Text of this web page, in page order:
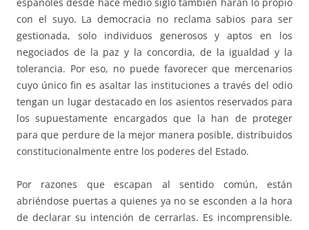
españoles desde hace medio siglo también harán lo propio
con el suyo. La democracia no reclama sabios para ser
gestionada, solo individuos generosos y aptos en los
negociados de la paz y la concordia, de la igualdad y la
tolerancia. Por eso, no puede favorecer que mercenarios
cuyo único fin es asaltar las instituciones a través del odio
tengan un lugar destacado en los asientos reservados para
los supuestamente encargados que la han de proteger
para que perdure de la mejor manera posible, distribuidos
constitucionalmente entre los poderes del Estado.
Por razones que escapan al sentido común, están
abriéndose puertas a quienes ya no se esconden a la hora
de declarar su intención de cerrarlas. Es incomprensible.